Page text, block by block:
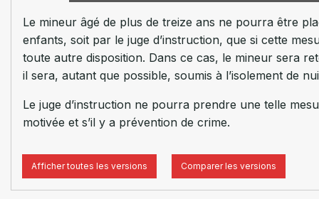
Le mineur âgé de plus de treize ans ne pourra être
enfants, soit par le juge d’instruction, que si cette
toute autre disposition. Dans ce cas, le mineur sera
il sera, autant que possible, soumis à l’isolement de
Le juge d’instruction ne pourra prendre une telle
motivée et s’il y a prévention de crime.
Afficher toutes les versions Comparer les versions